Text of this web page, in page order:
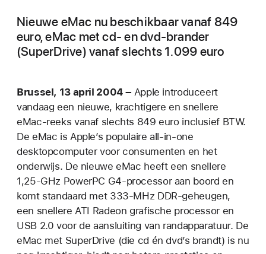
Nieuwe eMac nu beschikbaar vanaf 849
euro, eMac met cd- en dvd-brander
(SuperDrive) vanaf slechts 1.099 euro
Brussel, 13 april 2004 – Apple introduceert
vandaag een nieuwe, krachtigere en snellere
eMac-reeks vanaf slechts 849 euro inclusief BTW.
De eMac is Apple’s populaire all-in-one
desktopcomputer voor consumenten en het
onderwijs. De nieuwe eMac heeft een snellere
1,25-GHz PowerPC G4-processor aan boord en
komt standaard met 333-MHz DDR-geheugen,
een snellere ATI Radeon grafische processor en
USB 2.0 voor de aansluiting van randapparatuur. De
eMac met SuperDrive (die cd én dvd’s brandt) is nu